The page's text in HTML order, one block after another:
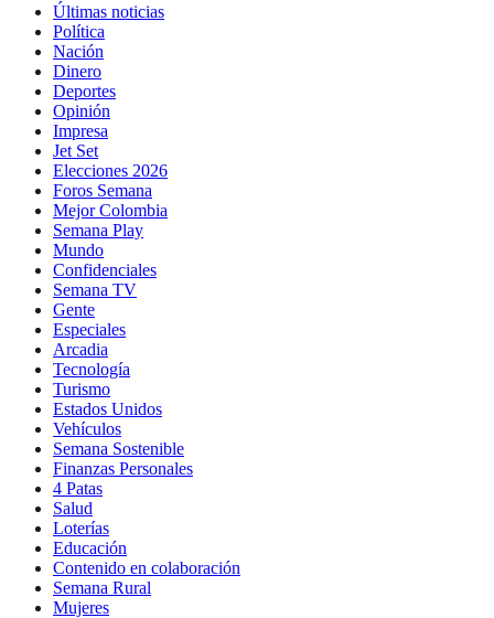
Últimas noticias
Política
Nación
Dinero
Deportes
Opinión
Impresa
Jet Set
Elecciones 2026
Foros Semana
Mejor Colombia
Semana Play
Mundo
Confidenciales
Semana TV
Gente
Especiales
Arcadia
Tecnología
Turismo
Estados Unidos
Vehículos
Semana Sostenible
Finanzas Personales
4 Patas
Salud
Loterías
Educación
Contenido en colaboración
Semana Rural
Mujeres